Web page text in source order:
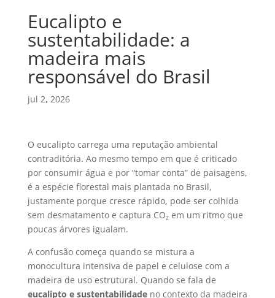
Eucalipto e
sustentabilidade: a
madeira mais
responsável do Brasil
jul 2, 2026
O eucalipto carrega uma reputação ambiental
contraditória. Ao mesmo tempo em que é criticado
por consumir água e por “tomar conta” de paisagens,
é a espécie florestal mais plantada no Brasil,
justamente porque cresce rápido, pode ser colhida
sem desmatamento e captura CO₂ em um ritmo que
poucas árvores igualam.
A confusão começa quando se mistura a
monocultura intensiva de papel e celulose com a
madeira de uso estrutural. Quando se fala de
eucalipto e sustentabilidadeno contexto da madeira